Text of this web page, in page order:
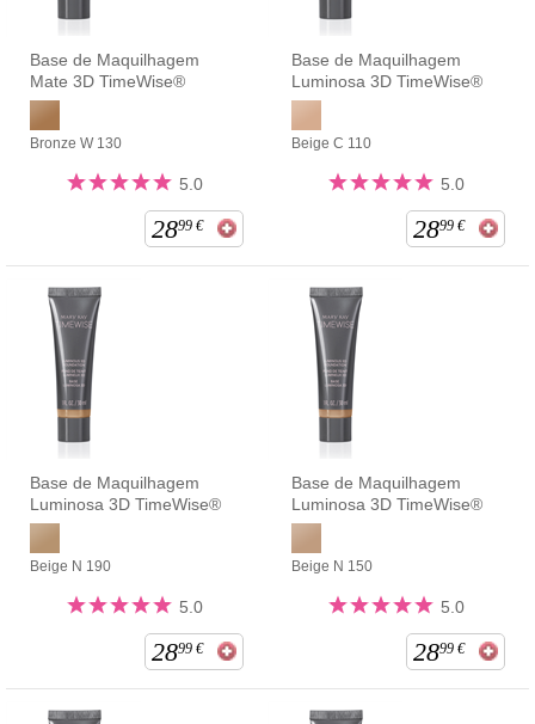
Base de Maquilhagem
Mate 3D TimeWise®
Bronze W 130
5.0
2899 €
Base de Maquilhagem
Luminosa 3D TimeWise®
Beige C 110
5.0
2899 €
Base de Maquilhagem
Luminosa 3D TimeWise®
Beige N 190
5.0
2899 €
Base de Maquilhagem
Luminosa 3D TimeWise®
Beige N 150
5.0
2899 €